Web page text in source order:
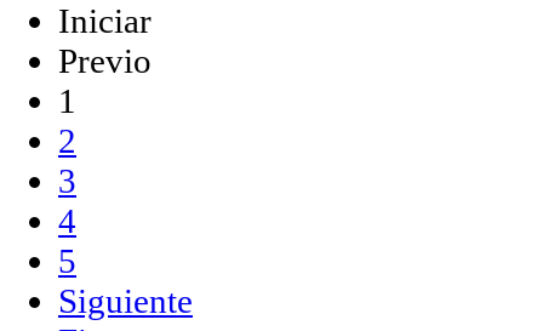
Iniciar
Previo
1
2
3
4
5
Siguiente